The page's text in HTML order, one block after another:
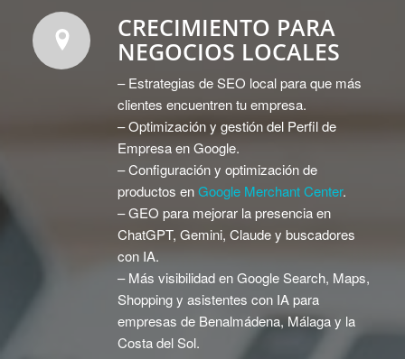
CRECIMIENTO PARA
NEGOCIOS LOCALES
– Estrategias de SEO local para que más
clientes encuentren tu empresa.
– Optimización y gestión del Perfil de
Empresa en Google.
– Configuración y optimización de
productos enGoogle Merchant Center.
– GEO para mejorar la presencia en
ChatGPT, Gemini, Claude y buscadores
con IA.
– Más visibilidad en Google Search, Maps,
Shopping y asistentes con IA para
empresas de Benalmádena, Málaga y la
Costa del Sol.